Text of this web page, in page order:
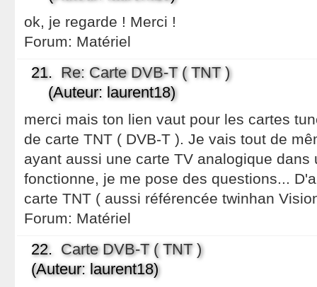
ok, je regarde ! Merci !
Forum: Matériel
21. Re: Carte DVB-T ( TNT )
(Auteur: laurent18)
merci mais ton lien vaut pour les cartes
de carte TNT ( DVB-T ). Je vais tout de
ayant aussi une carte TV analogique dans
fonctionne, je me pose des questions...
carte TNT ( aussi référencée twinhan
Forum: Matériel
22. Carte DVB-T ( TNT )
(Auteur: laurent18)